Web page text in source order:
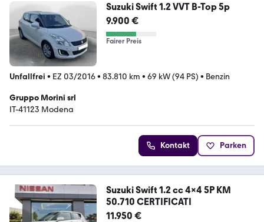
Suzuki Swift 1.2 VVT B-Top 5p
9.900 €
Fairer Preis
Unfallfrei • EZ 03/2016• 83.810 km • 69 kW (94 PS) • Benzin
Gruppo Morini srl
IT-41123 Modena
Kontakt Parken
Suzuki Swift 1.2 cc 4x4 5P KM
50.710 CERTIFICATI
11.950 €